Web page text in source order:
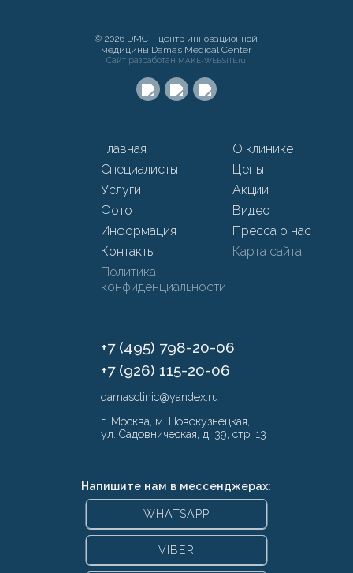
© 2026 DMC – центр инновационной
медицины Damas Medical Center
Сайт разработан MAKE-WEBSITE.ru
Главная
О клинике
Специалисты
Цены
Услуги
Акции
Фото
Видео
Информация
Пресса о нас
Контакты
Карта сайта
Политика
конфиденциальности
+7 (495) 798-20-06
+7 (926) 115-20-06
damasclinic@yandex.ru
г. Москва, м. Новокузнецкая,
ул. Садовническая, д. 39, стр. 13
Напишите нам в мессенджерах:
WHATSAPP
VIBER